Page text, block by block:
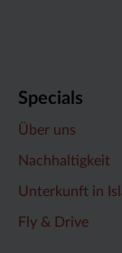
Specials
Über uns
Nachhaltigkeit
Unterkunft in
Fly & Drive